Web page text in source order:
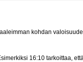
kohdan
16:10 tarkoittaa,